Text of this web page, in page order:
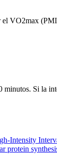
el VO2max
Si la
Intensity
protein